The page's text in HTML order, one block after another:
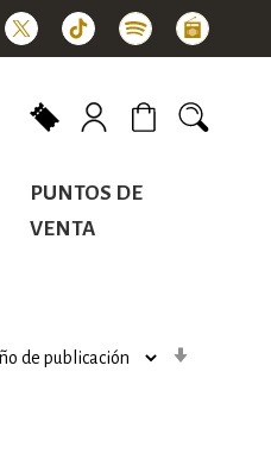
PUNTOS DE
VENTA